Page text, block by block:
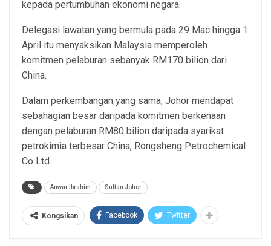
kepada pertumbuhan ekonomi negara.
Delegasi lawatan yang bermula pada 29 Mac hingga 1
April itu menyaksikan Malaysia memperoleh
komitmen pelaburan sebanyak RM170 bilion dari
China.
Dalam perkembangan yang sama, Johor mendapat
sebahagian besar daripada komitmen berkenaan
dengan pelaburan RM80 bilion daripada syarikat
petrokimia terbesar China, Rongsheng Petrochemical
Co Ltd.
Anwar Ibrahim Sultan Johor
Kongsikan Facebook Twitter